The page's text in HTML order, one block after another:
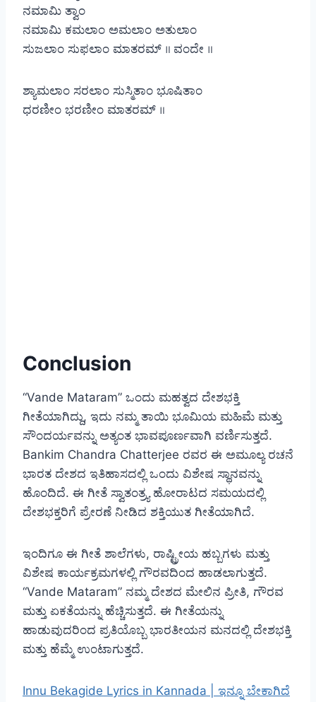
ನಮಾಮಿ ತ್ವಾಂ
ನಮಾಮಿ ಕಮಲಾಂ ಅಮಲಾಂ ಅತುಲಾಂ
ಸುಜಲಾಂ ಸುಫಲಾಂ ಮಾತರಮ್ ॥ ವಂದೇ ॥
ಶ್ಯಾಮಲಾಂ ಸರಲಾಂ ಸುಸ್ಮಿತಾಂ ಭೂಷಿತಾಂ
ಧರಣೀಂ ಭರಣೀಂ ಮಾತರಮ್ ॥
Conclusion
“Vande Mataram” ಒಂದು ಮಹತ್ವದ ದೇಶಭಕ್ತಿ
ಗೀತೆಯಾಗಿದ್ದು, ಇದು ನಮ್ಮ ತಾಯಿ ಭೂಮಿಯ ಮಹಿಮೆ ಮತ್ತು
ಸೌಂದರ್ಯವನ್ನು ಅತ್ಯಂತ ಭಾವಪೂರ್ಣವಾಗಿ ವರ್ಣಿಸುತ್ತದೆ.
Bankim Chandra Chatterjee ರವರ ಈ ಅಮೂಲ್ಯ ರಚನೆ
ಭಾರತ ದೇಶದ ಇತಿಹಾಸದಲ್ಲಿ ಒಂದು ವಿಶೇಷ ಸ್ಥಾನವನ್ನು
ಹೊಂದಿದೆ. ಈ ಗೀತೆ ಸ್ವಾತಂತ್ರ್ಯ ಹೋರಾಟದ ಸಮಯದಲ್ಲಿ
ದೇಶಭಕ್ತರಿಗೆ ಪ್ರೇರಣೆ ನೀಡಿದ ಶಕ್ತಿಯುತ ಗೀತೆಯಾಗಿದೆ.
ಇಂದಿಗೂ ಈ ಗೀತೆ ಶಾಲೆಗಳು, ರಾಷ್ಟ್ರೀಯ ಹಬ್ಬಗಳು ಮತ್ತು
ವಿಶೇಷ ಕಾರ್ಯಕ್ರಮಗಳಲ್ಲಿ ಗೌರವದಿಂದ ಹಾಡಲಾಗುತ್ತದೆ.
“Vande Mataram” ನಮ್ಮ ದೇಶದ ಮೇಲಿನ ಪ್ರೀತಿ, ಗೌರವ
ಮತ್ತು ಏಕತೆಯನ್ನು ಹೆಚ್ಚಿಸುತ್ತದೆ. ಈ ಗೀತೆಯನ್ನು
ಹಾಡುವುದರಿಂದ ಪ್ರತಿಯೊಬ್ಬ ಭಾರತೀಯನ ಮನದಲ್ಲಿ ದೇಶಭಕ್ತಿ
ಮತ್ತು ಹೆಮ್ಮೆ ಉಂಟಾಗುತ್ತದೆ.
Innu Bekagide Lyrics in Kannada | ಇನ್ನೂ ಬೇಕಾಗಿದೆ